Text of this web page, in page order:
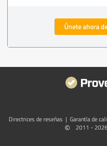
Únete ahora
Directrices de reseñas | Garantía de
©
2011 -